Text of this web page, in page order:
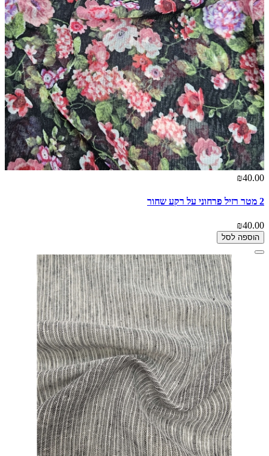
₪40.00
2 מטר רזיל פרחוני על רקע שחור
₪40.00
הוספה לסל